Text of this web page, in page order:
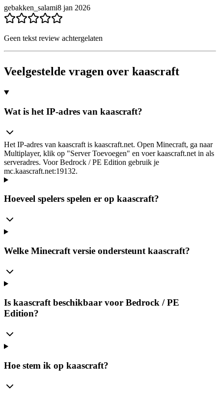
gebakken_salami8 jan 2026
Geen tekst review achtergelaten
Veelgestelde vragen over kaascraft
Wat is het IP-adres van kaascraft?
Het IP-adres van kaascraft is kaascraft.net. Open Minecraft, ga naar
Multiplayer, klik op "Server Toevoegen" en voer kaascraft.net in als
serveradres. Voor Bedrock / PE Edition gebruik je
mc.kaascraft.net:19132.
Hoeveel spelers spelen er op kaascraft?
Welke Minecraft versie ondersteunt kaascraft?
Is kaascraft beschikbaar voor Bedrock / PE
Edition?
Hoe stem ik op kaascraft?